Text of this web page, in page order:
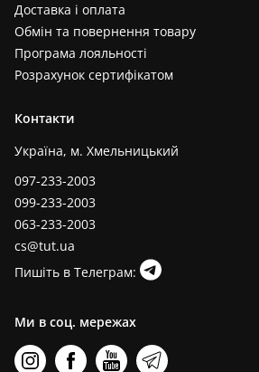
Доставка і оплата
Обмін та повернення товару
Програма лояльності
Розрахунок сертифікатом
Контакти
Україна, м. Хмельницький
097-233-2003
099-233-2003
063-233-2003
cs@tut.ua
Пишіть в Телеграм:
Ми в соц. мережах